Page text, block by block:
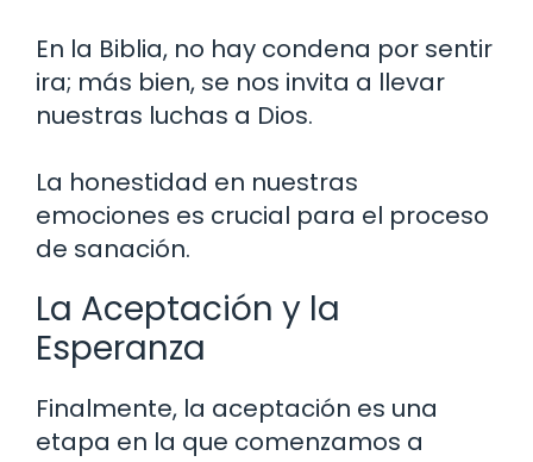
En la Biblia, no hay condena por sentir
ira; más bien, se nos invita a llevar
nuestras luchas a Dios.
La honestidad en nuestras
emociones es crucial para el proceso
de sanación.
La Aceptación y la
Esperanza
Finalmente, la aceptación es una
etapa en la que comenzamos a